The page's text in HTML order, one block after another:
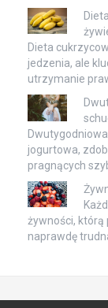
Dieta
jedzenia, ale
utrzymanie
jogurtowa,
pragnących
żywności,
naprawdę